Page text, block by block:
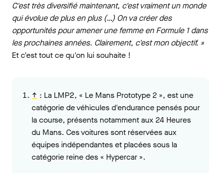
C'est très diversifié maintenant, c'est vraiment un monde
qui évolue de plus en plus (…) On va créer des
opportunités pour amener une femme en Formule 1 dans
les prochaines années. Clairement, c'est mon objectif. »
Et c'est tout ce qu'on lui souhaite !
↑ : La LMP2, « Le Mans Prototype 2 », est une
catégorie de véhicules d'endurance pensés pour
la course, présents notamment aux 24 Heures
du Mans. Ces voitures sont réservées aux
équipes indépendantes et placées sous la
catégorie reine des « Hypercar ».